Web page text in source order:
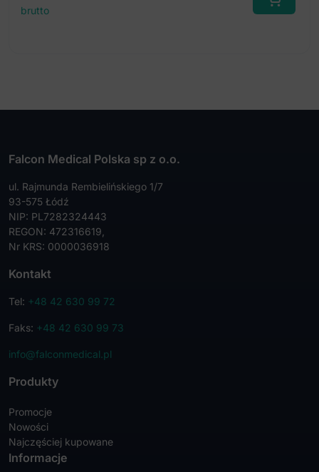
brutto
Falcon Medical Polska sp z o.o.
ul. Rajmunda Rembielińskiego 1/7
93-575 Łódź
NIP: PL7282324443
REGON: 472316619,
Nr KRS: 0000036918
Kontakt
Tel: +48 42 630 99 72
Faks: +48 42 630 99 73
info@falconmedical.pl
Produkty
Promocje
Nowości
Najczęściej kupowane
Informacje